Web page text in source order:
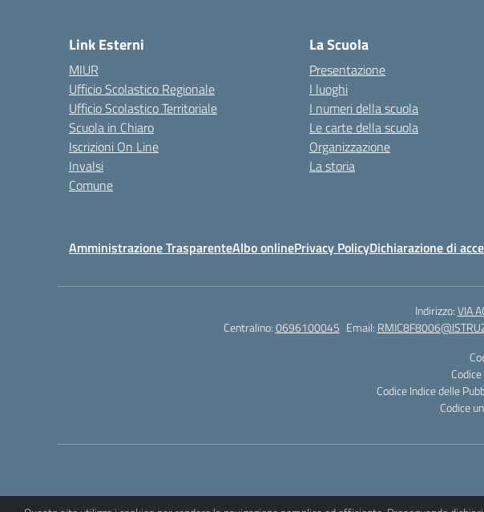
Link Esterni
MIUR
Ufficio Scolastico Regionale
Ufficio Scolastico Territoriale
Scuola in Chiaro
Iscrizioni On Line
Invalsi
Comune
La Scuola
Presentazione
I luoghi
I numeri della scuola
Le carte della scuola
Organizzazione
La storia
Amministrazione TrasparenteAlbo onlinePrivacy PolicyDichiarazione di
Indirizzo:VIA
Centralino:0696100045 Email:
Codice Indice delle
Codice